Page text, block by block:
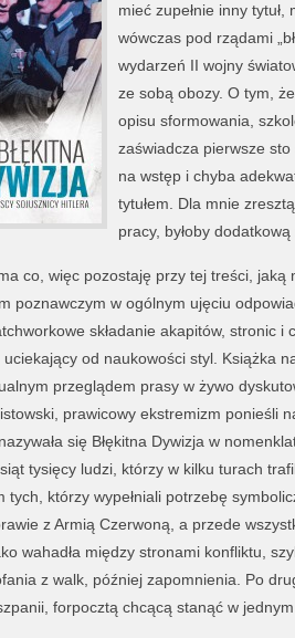
mieć zupełnie inny
wówczas pod rządami
wydarzeń II wojny
ze sobą obozy. O tym,
opisu sformowania,
zaświadcza pierwsze
na wstęp i chyba
tytułem. Dla mnie
pracy, byłoby
co, więc pozostaję przy tej treści,
poznawczym w ogólnym ujęciu
składanie akapitów, stronic i
uciekający od naukowości styl. Książka
przeglądem prasy w żywo
prawicowy ekstremizm ponieśli
się Błękitna Dywizja w
tysięcy ludzi, którzy w kilku turach
tych, którzy wypełniali potrzebę
z Armią Czerwoną, a przede
wahadła między stronami konfliktu,
z walk, później zapomnienia. Po
forpocztą chcącą stanąć w